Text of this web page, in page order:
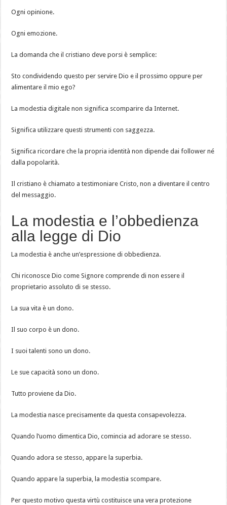
Ogni opinione.
Ogni emozione.
La domanda che il cristiano deve porsi è semplice:
Sto condividendo questo per servire Dio e il prossimo oppure per
alimentare il mio ego?
La modestia digitale non significa scomparire da Internet.
Significa utilizzare questi strumenti con saggezza.
Significa ricordare che la propria identità non dipende dai follower né
dalla popolarità.
Il cristiano è chiamato a testimoniare Cristo, non a diventare il centro
del messaggio.
La modestia e l’obbedienza
alla legge di Dio
La modestia è anche un’espressione di obbedienza.
Chi riconosce Dio come Signore comprende di non essere il
proprietario assoluto di se stesso.
La sua vita è un dono.
Il suo corpo è un dono.
I suoi talenti sono un dono.
Le sue capacità sono un dono.
Tutto proviene da Dio.
La modestia nasce precisamente da questa consapevolezza.
Quando l’uomo dimentica Dio, comincia ad adorare se stesso.
Quando adora se stesso, appare la superbia.
Quando appare la superbia, la modestia scompare.
Per questo motivo questa virtù costituisce una vera protezione